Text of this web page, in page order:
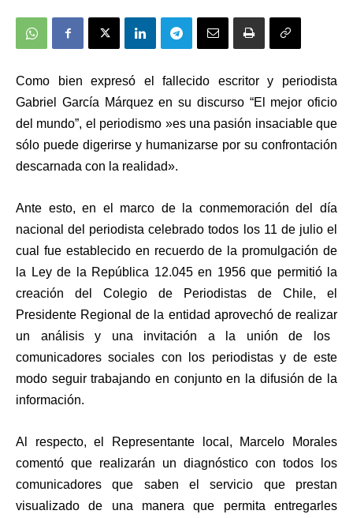
Como bien expresó el fallecido escritor y periodista
Gabriel García Márquez en su discurso “El mejor oficio
del mundo”, el periodismo »es una pasión insaciable que
sólo puede digerirse y humanizarse por su confrontación
descarnada con la realidad».
Ante esto, en el marco de la conmemoración del día
nacional del periodista celebrado todos los 11 de julio el
cual fue establecido en recuerdo de la promulgación de
la Ley de la República 12.045 en 1956 que permitió la
creación del Colegio de Periodistas de Chile, e
Presidente Regional de la entidad aprovechó de realizar
un análisis y una invitación a la unión de los
comunicadores sociales con los periodistas y de este
modo seguir trabajando en conjunto en la difusión de la
información.
Al respecto, el Representante local, Marcelo Morales
comentó que realizarán un diagnóstico con todos los
comunicadores que saben el servicio que prestan
visualizado de una manera que permita entregarles